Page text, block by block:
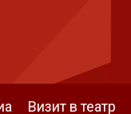
Визит в театр